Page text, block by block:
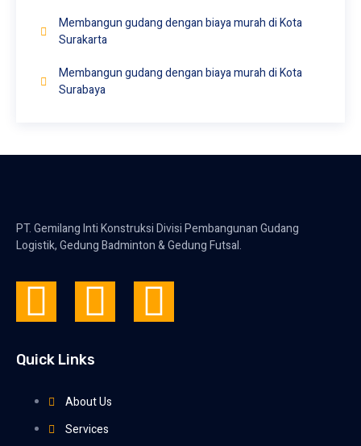
Membangun gudang dengan biaya murah di Kota
Surakarta
Membangun gudang dengan biaya murah di Kota
Surabaya
PT. Gemilang Inti Konstruksi Divisi Pembangunan Gudang
Logistik, Gedung Badminton & Gedung Futsal.
Quick Links
About Us
Services